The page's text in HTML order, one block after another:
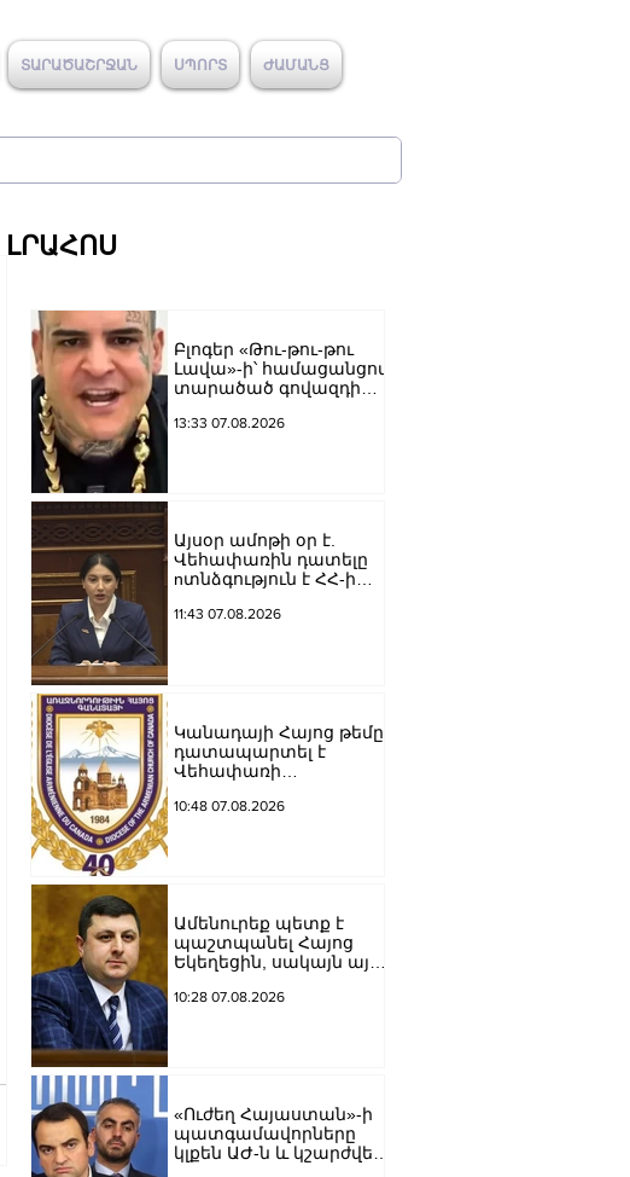
ՏԱՐԱԾԱՇՐՋԱՆ ՍՊՈՐՏ ԺԱՄԱՆՑ
ԼՐԱՀՈՍ
Բլոգեր «Թու-թու-թու
Լավա»-ի՝ համացանցով
տարածած գովազդի
ոստիկանությունը
13:33 07.08.2026
Այսօր ամոթի օր է.
Վեհափառին դատելը
nտնձգություն է ՀՀ-ի
նկատմամբ.
11:43 07.08.2026
Կանադայի Հայոց թեմը
դատապարտել է
Վեհափառի
հետապնդումը
10:48 07.08.2026
Ամենուրեք պետք է
պաշտպանել Հայոց
Եկեղեցին, սակայն այս
հանդարտվելու և
10:28 07.08.2026
«Ուժեղ Հայաստան»-ի
պատգամավորները
կլքեն ԱԺ-ն և կշարժվեն